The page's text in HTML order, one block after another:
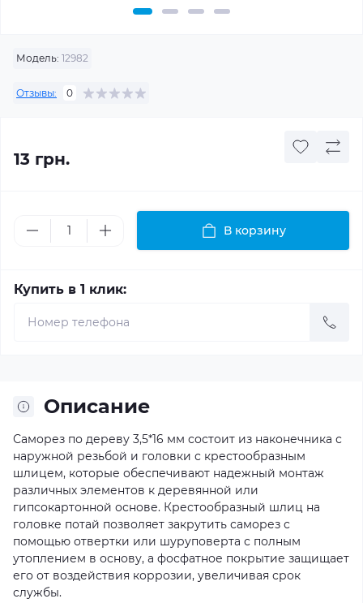
Модель: 12982
Отзывы: 0
13 грн.
В корзину
Купить в 1 клик:
Описание
Саморез по дереву 3,5*16 мм состоит из наконечника с
наружной резьбой и головки с крестообразным
шлицем, которые обеспечивают надежный монтаж
различных элементов к деревянной или
гипсокартонной основе. Крестообразный шлиц на
головке потай позволяет закрутить саморез с
помощью отвертки или шуруповерта с полным
утоплением в основу, а фосфатное покрытие защищает
его от воздействия коррозии, увеличивая срок
службы.